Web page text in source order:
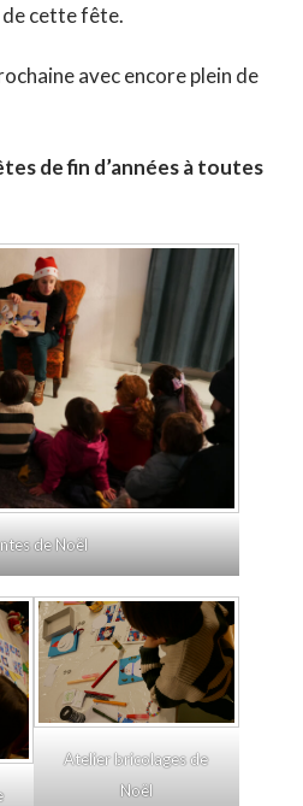
de cette fête.
avec encore plein de
de fin d’années à toutes
de Noël
Atelier bricolages de
Noël